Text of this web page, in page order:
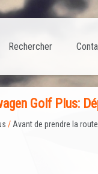
Rechercher
Golf Plus:
/Avant de prendre la route